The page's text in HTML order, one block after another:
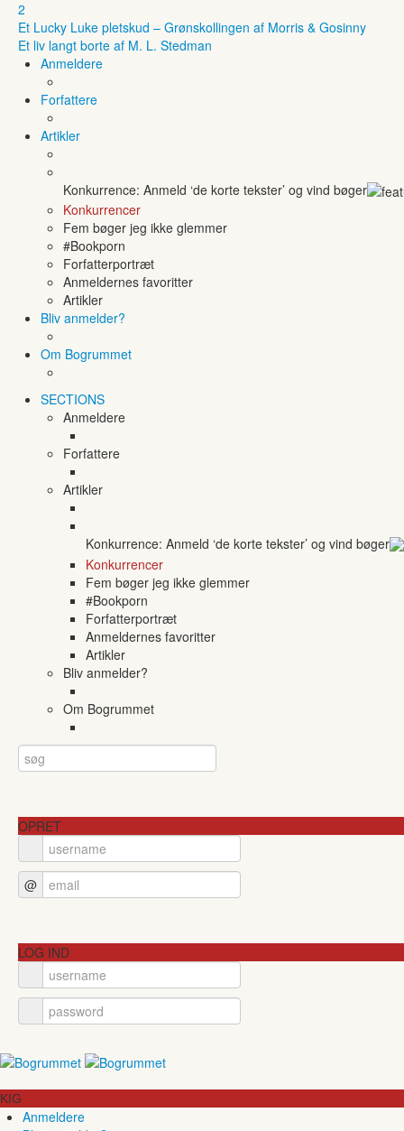
2
Et Lucky Luke pletskud – Grønskollingen af Morris & Gosinny
Et liv langt borte af M. L. Stedman
Anmeldere
Forfattere
Artikler
Konkurrence: Anmeld ‘de korte tekster’ og vind bøger
Konkurrencer
Fem bøger jeg ikke glemmer
#Bookporn
Forfatterportræt
Anmeldernes favoritter
Artikler
Bliv anmelder?
Om Bogrummet
SECTIONS
Anmeldere
Forfattere
Artikler
Konkurrence: Anmeld ‘de korte tekster’ og vind bøger
Konkurrencer
Fem bøger jeg ikke glemmer
#Bookporn
Forfatterportræt
Anmeldernes favoritter
Artikler
Bliv anmelder?
Om Bogrummet
OPRET
@
LOG IND
KIG
Anmeldere